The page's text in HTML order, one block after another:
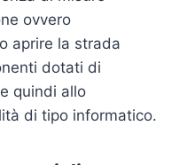
ovvero
aprire la strada
dotati di
quindi allo
di tipo informatico.